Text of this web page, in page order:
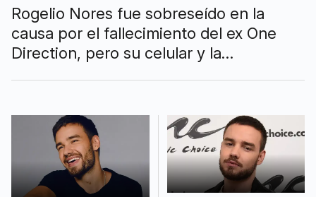
Rogelio Nores fue sobreseído en la
causa por el fallecimiento del ex One
Direction, pero su celular y la
realizaron pericias clave.